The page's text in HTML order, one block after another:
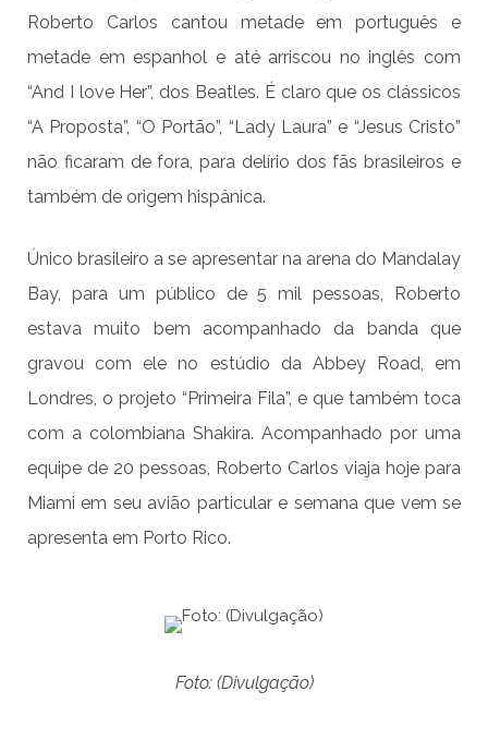
Roberto Carlos cantou metade em português e
metade em espanhol e até arriscou no inglês com
“And I love Her”, dos Beatles. É claro que os clássicos
“A Proposta”, “O Portão”, “Lady Laura” e “Jesus Cristo”
não ficaram de fora, para delírio dos fãs brasileiros e
também de origem hispânica.
Único brasileiro a se apresentar na arena do Mandalay
Bay, para um público de 5 mil pessoas, Roberto
estava muito bem acompanhado da banda que
gravou com ele no estúdio da Abbey Road, em
Londres, o projeto “Primeira Fila”, e que também toca
com a colombiana Shakira. Acompanhado por uma
equipe de 20 pessoas, Roberto Carlos viaja hoje para
Miami em seu avião particular e semana que vem se
apresenta em Porto Rico.
Foto: (Divulgação)